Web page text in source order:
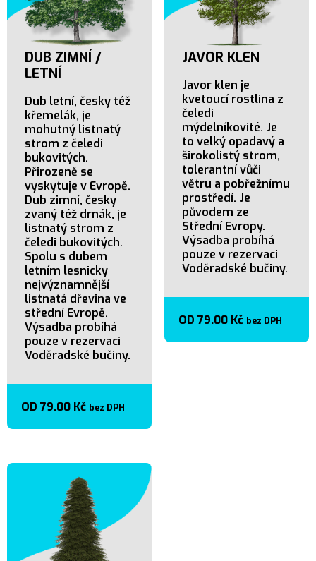
DUB ZIMNÍ /
LETNÍ
Dub letní, česky též
křemelák, je
mohutný listnatý
strom z čeledi
bukovitých.
Přirozeně se
vyskytuje v Evropě.
Dub zimní, česky
zvaný též drnák, je
listnatý strom z
čeledi bukovitých.
Spolu s dubem
letním lesnicky
nejvýznamnější
listnatá dřevina ve
střední Evropě.
Výsadba probíhá
pouze v rezervaci
Voděradské bučiny.
OD 79.00 Kč bez DPH
JAVOR KLEN
Javor klen je
kvetoucí rostlina z
čeledi
mýdelníkovité. Je
to velký opadavý a
širokolistý strom,
tolerantní vůči
větru a pobřežnímu
prostředí. Je
původem ze
Střední Evropy.
Výsadba probíhá
pouze v rezervaci
Voděradské bučiny.
OD 79.00 Kč bez DPH